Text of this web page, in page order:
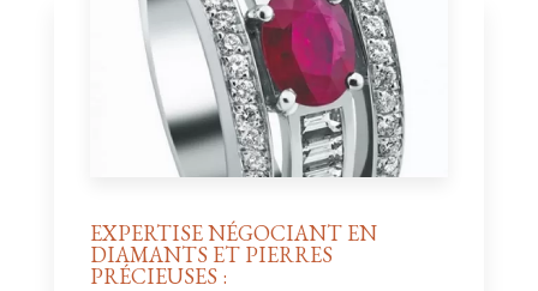
EXPERTISE NÉGOCIANT EN
DIAMANTS ET PIERRES
PRÉCIEUSES :